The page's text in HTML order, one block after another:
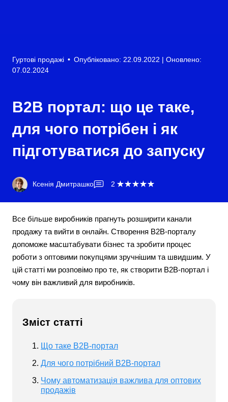
Гуртові продажі • Опубліковано: 22.09.2022 | Оновлено:
07.02.2024
B2B портал: що це таке,
для чого потрібен і як
підготуватися до запуску
Ксенія Дмитрашко 2
Все більше виробників прагнуть розширити канали
продажу та вийти в онлайн. Створення B2B-порталу
допоможе масштабувати бізнес та зробити процес
роботи з оптовими покупцями зручнішим та швидшим. У
цій статті ми розповімо про те, як створити B2B-портал і
чому він важливий для виробників.
Зміст статті
Що таке B2B-портал
Для чого потрібний B2B-портал
Чому автоматизація важлива для оптових
продажів